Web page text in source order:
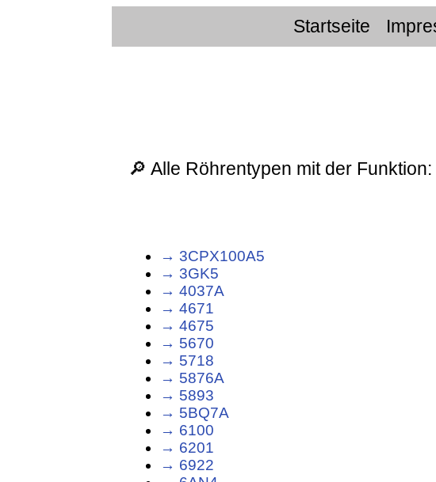
Startseite
🔎 Alle Röhrentypen mit der
→ 3CPX100A5
→ 3GK5
→ 4037A
→ 4671
→ 4675
→ 5670
→ 5718
→ 5876A
→ 5893
→ 5BQ7A
→ 6100
→ 6201
→ 6922